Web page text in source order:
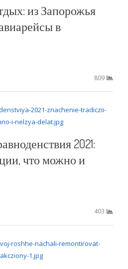
из Запорожья
в
809
2021:
что можно и
403